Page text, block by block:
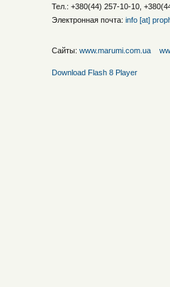
Тел.: +380(44) 257-10-10,
Электронная почта: info [at]
Сайты: www.marumi.com.ua
Download Flash 8 Player